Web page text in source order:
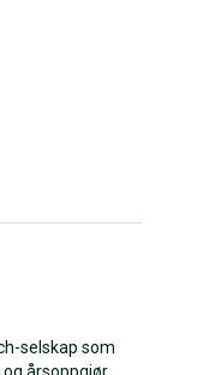
selskap som
årsoppgjør.